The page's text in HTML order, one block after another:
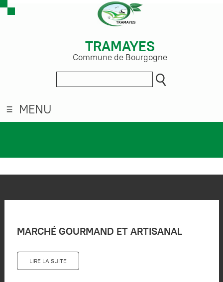
TRAMAYES
Commune de Bourgogne
MENU
MARCHÉ GOURMAND ET ARTISANAL
LIRE LA SUITE